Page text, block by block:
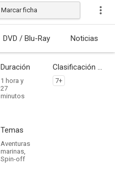
Marcar ficha
DVD / Blu-Ray Noticias
Duración
1 hora y
27
minutos
Clasificación por edades
7+
Temas
Aventuras
marinas,
Spin-off